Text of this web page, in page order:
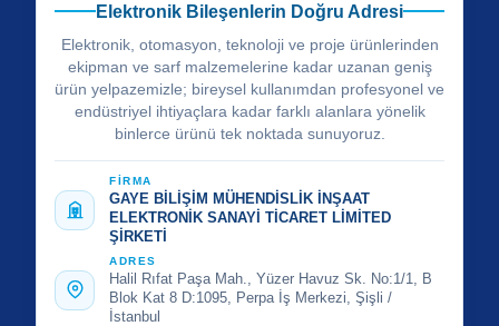
Elektronik Bileşenlerin Doğru Adresi
Elektronik, otomasyon, teknoloji ve proje ürünlerinden
ekipman ve sarf malzemelerine kadar uzanan geniş
ürün yelpazemizle; bireysel kullanımdan profesyonel ve
endüstriyel ihtiyaçlara kadar farklı alanlara yönelik
binlerce ürünü tek noktada sunuyoruz.
FİRMA
GAYE BİLİŞİM MÜHENDİSLİK İNŞAAT
ELEKTRONİK SANAYİ TİCARET LİMİTED
ŞİRKETİ
ADRES
Halil Rıfat Paşa Mah., Yüzer Havuz Sk. No:1/1, B
Blok Kat 8 D:1095, Perpa İş Merkezi, Şişli /
İstanbul